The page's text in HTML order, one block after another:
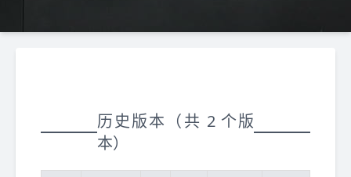
历史版本（共 2 个版
本）